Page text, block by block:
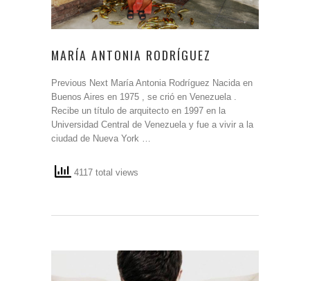
MARÍA ANTONIA RODRÍGUEZ
Previous Next María Antonia Rodríguez Nacida en
Buenos Aires en 1975 , se crió en Venezuela .
Recibe un título de arquitecto en 1997 en la
Universidad Central de Venezuela y fue a vivir a la
ciudad de Nueva York …
4117 total views